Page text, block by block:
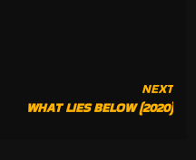
NEXT
WHAT LIES BELOW (2020)